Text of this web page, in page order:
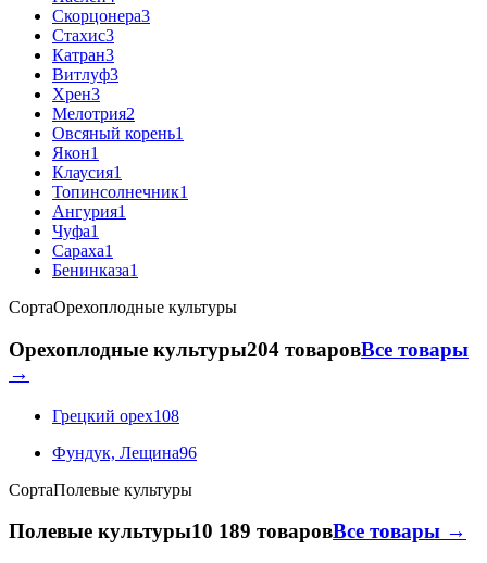
Скорцонера3
Стахис3
Катран3
Витлуф3
Хрен3
Мелотрия2
Овсяный корень1
Якон1
Клаусия1
Топинсолнечник1
Ангурия1
Чуфа1
Сараха1
Бенинказа1
СортаОрехоплодные культуры
Орехоплодные культуры204 товаровВсе товары
→
Грецкий орех108
Фундук, Лещина96
СортаПолевые культуры
Полевые культуры10 189 товаровВсе товары →